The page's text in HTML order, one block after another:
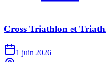
Cross Triathlon et
1 juin 2026